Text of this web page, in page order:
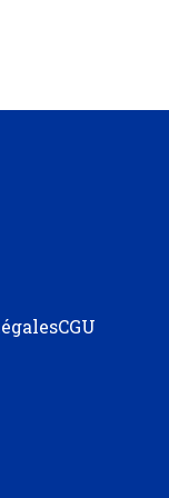
CGU